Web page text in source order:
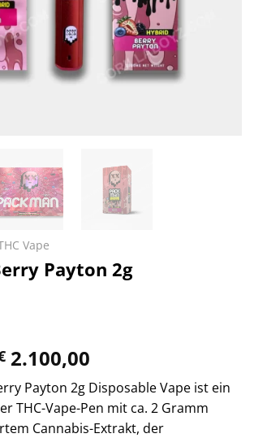
Vape
Payton 2g
2.100,00
€ 150,00
bis
€ 2.100,00
Payton 2g Disposable Vape ist ein
THC-Vape-Pen mit ca. 2 Gramm
Cannabis-Extrakt, der